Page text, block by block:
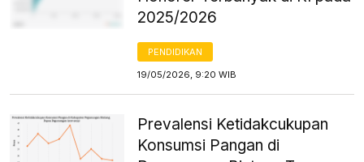
2025/2026
PENDIDIKAN
19/05/2026, 9:20 WIB
Prevalensi Ketidakcukupan
Konsumsi Pangan di